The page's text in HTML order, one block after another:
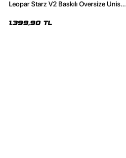
Leopar Starz V2 Baskılı Oversize Unisex
1.399,90 TL